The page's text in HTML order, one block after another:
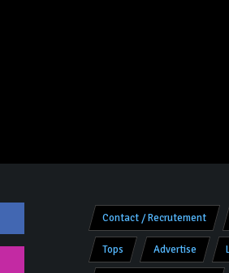
Contact / Recrutement
Tops Advertise